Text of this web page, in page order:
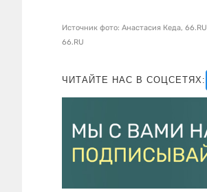
Источник фото: Анастасия Кеда,
66.RU
ЧИТАЙТЕ НАС В СОЦСЕТЯХ: